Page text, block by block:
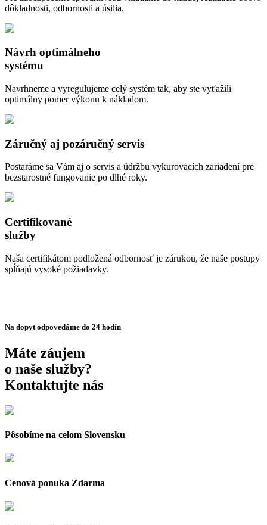
dôkladnosti, odbornosti a úsilia.
Návrh optimálneho
systému
Navrhneme a vyregulujeme celý systém tak, aby ste vyťažili
optimálny pomer výkonu k nákladom.
Záručný aj pozáručný servis
Postaráme sa Vám aj o servis a údržbu vykurovacích zariadení pre
bezstarostné fungovanie po dlhé roky.
Certifikované
služby
Naša certifikátom podložená odbornosť je zárukou, že naše postupy
spĺňajú vysoké požiadavky.
Na dopyt odpovedáme do 24 hodín
Máte záujem
o naše služby?
Kontaktujte nás
Pôsobíme na celom Slovensku
Cenová ponuka Zdarma